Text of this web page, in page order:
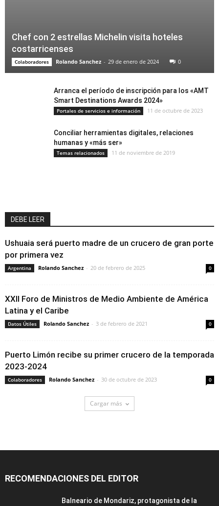
Chef con 2 estrellas Michelin visita hoteles
costarricenses
Colaboradores Rolando Sanchez - 29 de enero de 2024 0
Arranca el período de inscripción para los «AMT
Smart Destinations Awards 2024»
Portales de servicios e información 11 de octubre de 2023
Conciliar herramientas digitales, relaciones
humanas y «más ser»
Temas relacionados 11 de noviembre de 2019
DEBE LEER
Ushuaia será puerto madre de un crucero de gran porte
por primera vez
Argentina Rolando Sanchez - 20 de febrero de 2025 0
XXII Foro de Ministros de Medio Ambiente de América
Latina y el Caribe
Datos Útiles Rolando Sanchez - 3 de febrero de 2021 0
Puerto Limón recibe su primer crucero de la temporada
2023-2024
Colaboradores Rolando Sanchez - 30 de octubre de 2023 0
Cargar más
RECOMENDACIONES DEL EDITOR
Balneario de Mondariz, protagonista de la